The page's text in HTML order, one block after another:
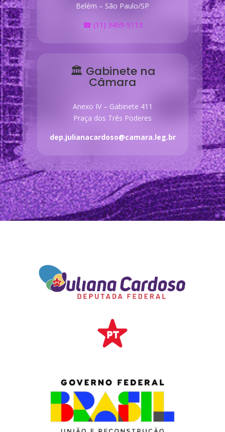
Belém – São Paulo/SP
☎ (11) 3459-5113
🏛 Gabinete na
Câmara
Anexo IV – Gabinete 411
Praça dos Três Poderes
dep.julianacardoso@camara.leg.br